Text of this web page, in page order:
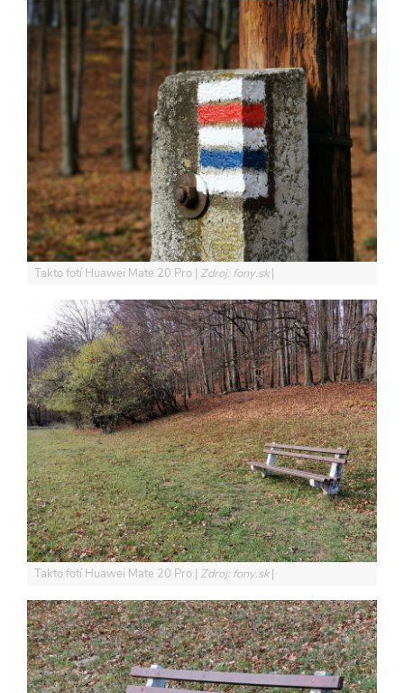
Takto fotí Huawei Mate 20 Pro Zdroj: fony.sk
Takto fotí Huawei Mate 20 Pro Zdroj: fony.sk